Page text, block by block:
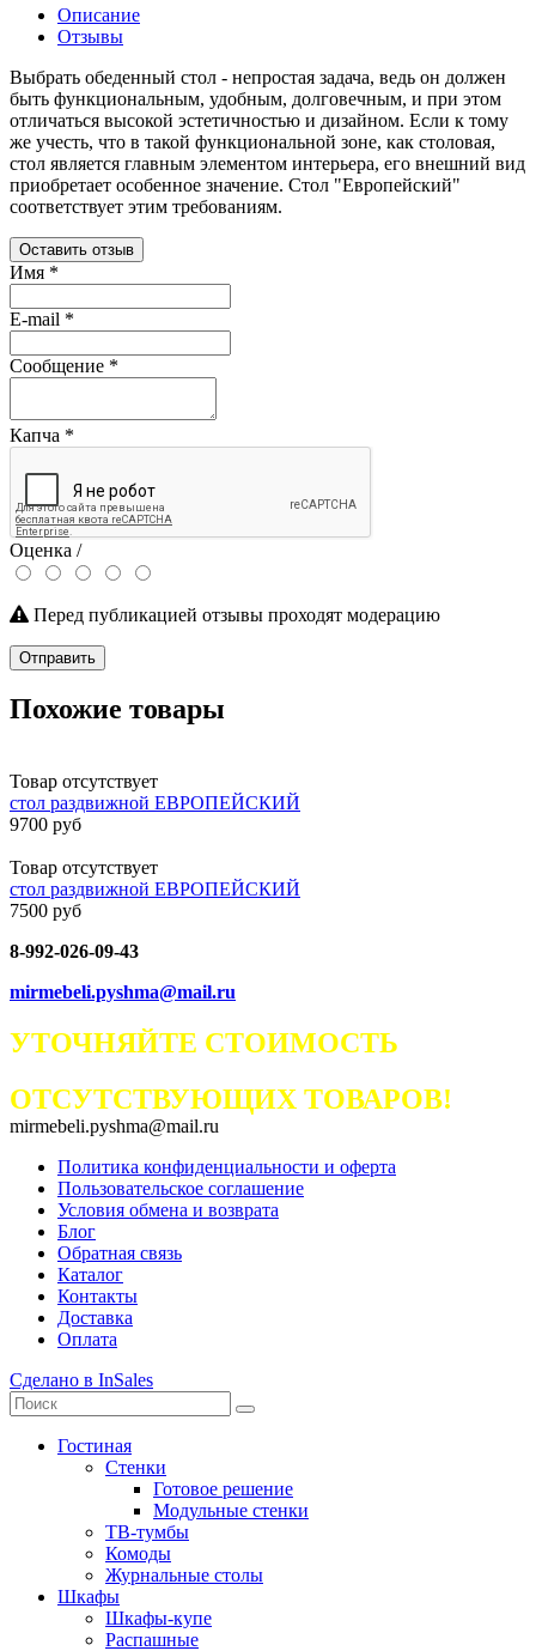
Описание
Отзывы
Выбрать обеденный стол - непростая задача, ведь он должен
быть функциональным, удобным, долговечным, и при этом
отличаться высокой эстетичностью и дизайном. Если к тому
же учесть, что в такой функциональной зоне, как столовая,
стол является главным элементом интерьера, его внешний вид
приобретает особенное значение. Стол "Европейский"
соответствует этим требованиям.
Оставить отзыв
Имя *
E-mail *
Сообщение *
Капча *
Оценка /
Перед публикацией отзывы проходят модерацию
Отправить
Похожие товары
Товар отсутствует
стол раздвижной ЕВРОПЕЙСКИЙ
9700 руб
Товар отсутствует
стол раздвижной ЕВРОПЕЙСКИЙ
7500 руб
8-992-026-09-43
mirmebeli.pyshma@mail.ru
УТОЧНЯЙТЕ СТОИМОСТЬ
ОТСУТСТВУЮЩИХ ТОВАРОВ!
mirmebeli.pyshma@mail.ru
Политика конфиденциальности и оферта
Пользовательское соглашение
Условия обмена и возврата
Блог
Обратная связь
Каталог
Контакты
Доставка
Оплата
Сделано в InSales
Гостиная
Стенки
Готовое решение
Модульные стенки
ТВ-тумбы
Комоды
Журнальные столы
Шкафы
Шкафы-купе
Распашные